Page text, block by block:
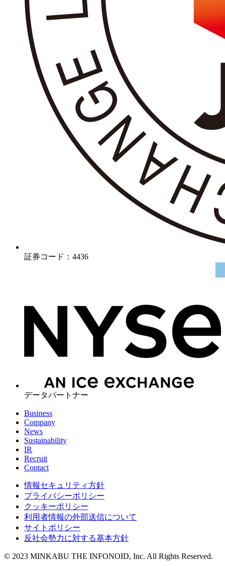
証券コード：4436
データパートナー
Business
Company
News
Sustainability
IR
Recruit
Contact
情報セキュリティ方針
プライバシーポリシー
クッキーポリシー
利用者情報の外部送信について
サイトポリシー
反社会勢力に対する基本方針
© 2023 MINKABU THE INFONOID, Inc. All Rights Reserved.